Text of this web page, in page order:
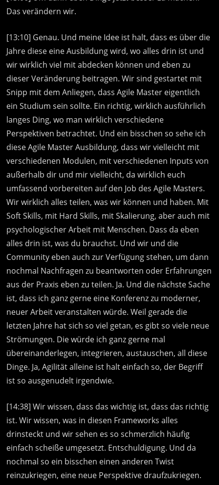
Das verändern wir.
[13:10] Genau. Und meine Idee ist halt, dass es über die
Jahre diese eine Ausbildung wird, wo alles drin ist und
wir wirklich viel mit abdecken können und eben zu
dieser Veränderung beitragen. Wir sind gestartet mit
Snipp mit dem Anliegen, dass Agile Master eigentlich
ein Studium sein sollte. Ein richtig, wirklich ausführlich
langes Ding, wo man wirklich verschiedene
Perspektiven betrachtet. Und ein bisschen so sehe ich
diese Agile Master Ausbildung, dass wir vielleicht mit
verschiedenen Modulen, mit verschiedenen Inputs von
außerhalb dir und mir vielleicht, da wirklich euch
umfassend vorbereiten auf den Job des Agile Masters.
Wir wirklich alles teilen, was wir können und haben. Mit
Soft Skills, mit Hard Skills, mit Skalierung, aber auch mit
psychologischer Arbeit mit Menschen. Dass da eben
alles drin ist, was du brauchst. Und wir und die
Community eben auch zur Verfügung stehen, um dann
nochmal Nachfragen zu beantworten oder Erfahrungen
aus der Praxis eben zu teilen. Ja. Und die nächste Sache
ist, dass ich ganz gerne eine Konferenz zu moderner,
neuer Arbeit veranstalten würde. Weil gerade die
letzten Jahre hat sich so viel getan, es gibt so viele neue
Strömungen. Die würde ich ganz gerne mal
übereinanderlegen, integrieren, austauschen, all diese
Dinge. Ja, Agilität alleine ist halt einfach so, der Begriff
ist so ausgenudelt irgendwie.
[14:38] Wir wissen, dass das wichtig ist, dass das richtig
ist. Wir wissen, was in diesen Frameworks alles
drinsteckt und wir sehen es so schmerzlich häufig
einfach scheiße umgesetzt. Entschuldigung. Und da
nochmal so ein bisschen einen anderen Twist
reinzukriegen, eine neue Perspektive draufzukriegen.